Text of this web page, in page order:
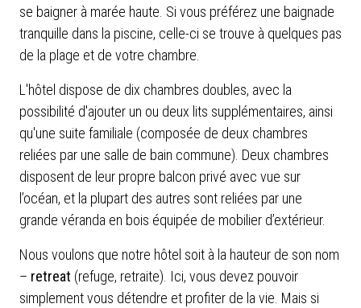
se baigner à marée haute. Si vous préférez une baignade
tranquille dans la piscine, celle-ci se trouve à quelques pas
de la plage et de votre chambre.
L'hôtel dispose de dix chambres doubles, avec la
possibilité d'ajouter un ou deux lits supplémentaires, ainsi
qu'une suite familiale (composée de deux chambres
reliées par une salle de bain commune). Deux chambres
disposent de leur propre balcon privé avec vue sur
l’océan, et la plupart des autres sont reliées par une
grande véranda en bois équipée de mobilier d’extérieur.
Nous voulons que notre hôtel soit à la hauteur de son nom
– retreat (refuge, retraite). Ici, vous devez pouvoir
simplement vous détendre et profiter de la vie. Mais si